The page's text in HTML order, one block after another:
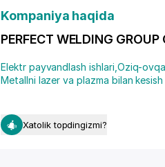
Kompaniya haqida
PERFECT WELDING
Elektr payvandlash ishlari Oziq-
Metallni lazer va plazma bilan kesish
Xatolik topdingizmi?